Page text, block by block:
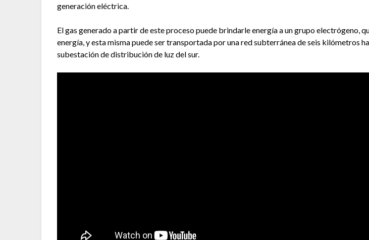
generación eléctrica.
El gas generado a partir de este proceso puede brindarle energía a un grupo electrógeno,
energía, y esta misma puede ser transportada por una red subterránea de seis kilómetros
subestación de distribución de luz del sur.